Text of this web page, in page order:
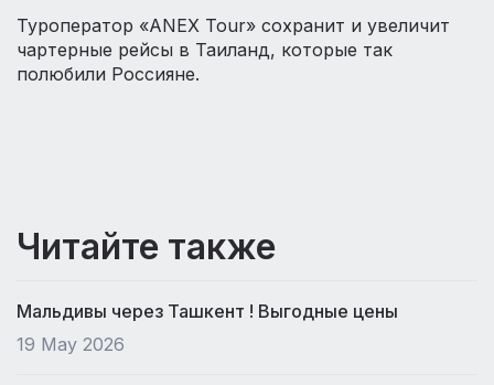
Туроператор «ANEХ Tour» сохранит и увеличит
чартерные рейсы в Таиланд, которые так
полюбили Россияне.
Читайте также
Мальдивы через Ташкент ! Выгодные цены
19 May 2026